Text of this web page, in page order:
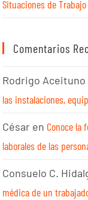
Situaciones de
Comentarios
Rodrigo Aceituno
las instalaciones,
César en Conoce la
laborales de las
Consuelo C.
médica de un